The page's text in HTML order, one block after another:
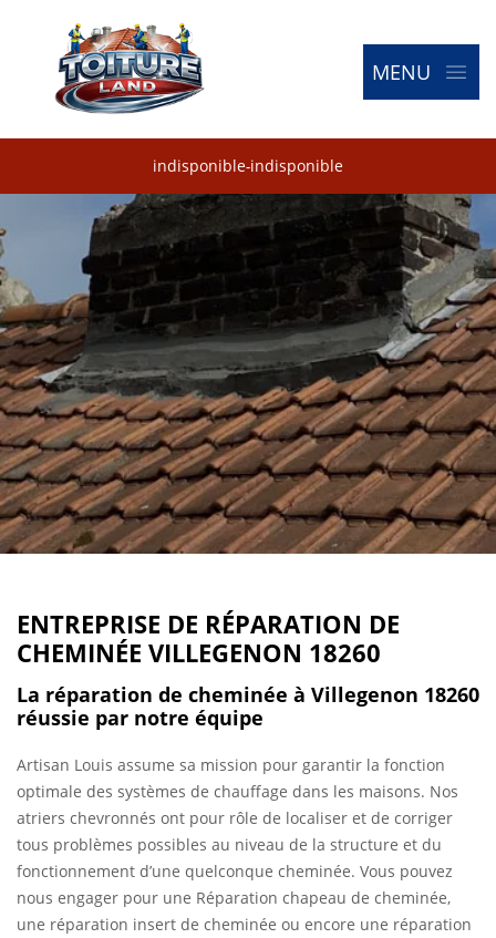
MENU
indisponible-indisponible
ENTREPRISE DE RÉPARATION DE
CHEMINÉE VILLEGENON 18260
La réparation de cheminée à Villegenon 18260
réussie par notre équipe
Artisan Louis assume sa mission pour garantir la fonction
optimale des systèmes de chauffage dans les maisons. Nos
atriers chevronnés ont pour rôle de localiser et de corriger
tous problèmes possibles au niveau de la structure et du
fonctionnement d’une quelconque cheminée. Vous pouvez
nous engager pour une Réparation chapeau de cheminée,
une réparation insert de cheminée ou encore une réparation